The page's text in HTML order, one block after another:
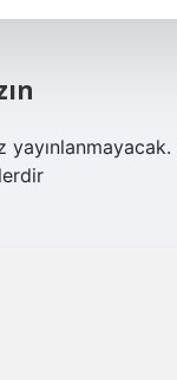
yayınlanmayacak.